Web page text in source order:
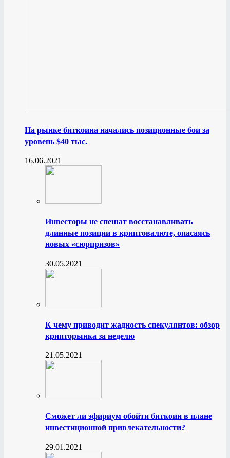
На рынке биткоина начались позиционные бои за
уровень $40 тыс.
16.06.2021
Инвесторы не спешат восстанавливать
длинные позиции в криптовалюте, опасаясь
новых «сюрпризов»
30.05.2021
К чему приводит жадность спекулянтов: обзор
крипторынка за неделю
21.05.2021
Сможет ли эфириум обойти биткоин в плане
инвестиционной привлекательности?
29.01.2021